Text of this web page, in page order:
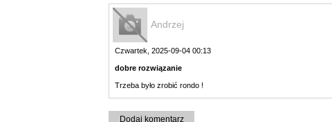
Andrzej
Czwartek, 2025-09-04 00:13
dobre rozwiązanie
Trzeba było zrobić rondo !
Dodaj komentarz